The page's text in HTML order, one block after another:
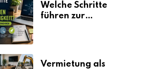
Welche Schritte
führen zur
Vermietung als